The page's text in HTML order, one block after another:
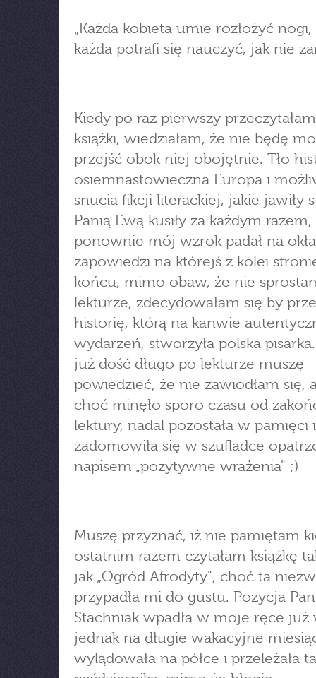
„Każda kobieta umie rozłożyć
każda potrafi się nauczyć, jak nie
Kiedy po raz pierwszy
książki, wiedziałam, że nie będę
przejść obok niej obojętnie. Tło
osiemnastowieczna Europa i
snucia fikcji literackiej, jakie jawiły
Panią Ewą kusiły za każdym
ponownie mój wzrok padał na
zapowiedzi na którejś z kolei
końcu, mimo obaw, że nie
lekturze, zdecydowałam się by
historię, którą na kanwie
wydarzeń, stworzyła polska
już dość długo po lekturze muszę
powiedzieć, że nie zawiodłam się,
choć minęło sporo czasu od
lektury, nadal pozostała w pamięci i
zadomowiła się w szufladce
napisem „pozytywne wrażenia" ;)
Muszę przyznać, iż nie pamiętam
ostatnim razem czytałam książkę
jak „Ogród Afrodyty", choć ta
przypadła mi do gustu. Pozycja
Stachniak wpadła w moje ręce już
jednak na długie wakacyjne
wylądowała na półce i przeleżała